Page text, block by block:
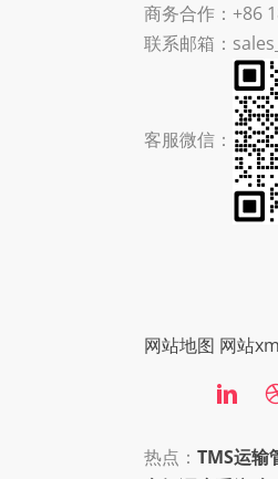
商务合作：+86
联系邮箱：
客服微信：
网站地图 网站
热点： TMS运输